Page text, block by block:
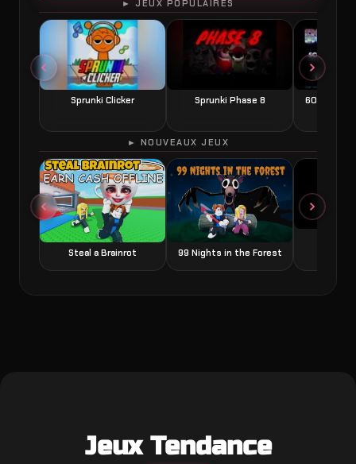
► JEUX POPULAIRES
Sprunki Clicker Sprunki Phase 8 60
► NOUVEAUX JEUX
Steal a Brainrot 99 Nights in the Forest
Jeux Tendance